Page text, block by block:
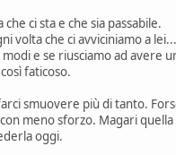
ci sta e che sia passabile.
volta che ci avviciniamo a
e se riusciamo ad avere
faticoso.
smuovere più di tanto.
meno sforzo. Magari
oggi.